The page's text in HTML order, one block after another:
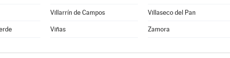
Villarrín de Campos Villaseco del Pan
Viñas Zamora